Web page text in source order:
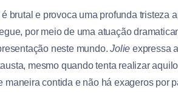
é brutal e provoca uma profunda tristeza
por meio de uma atuação
neste mundo.Jolieexpressa
mesmo quando tenta realizar
maneira contida e não há exageros por